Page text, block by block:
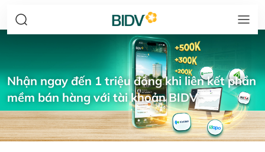
Nhận ngay đến 1 triệu đồng khi liên kết phần
mềm bán hàng với tài khoản BIDV